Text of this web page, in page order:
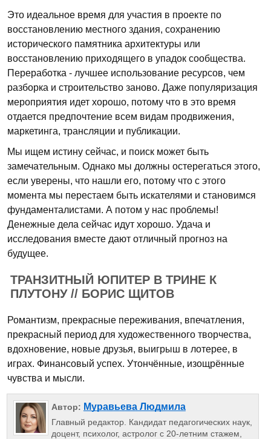
Это идеальное время для участия в проекте по
восстановлению местного здания, сохранению
исторического памятника архитектуры или
восстановлению приходящего в упадок сообщества.
Переработка - лучшее использование ресурсов, чем
разборка и строительство заново. Даже популяризация
мероприятия идет хорошо, потому что в это время
отдается предпочтение всем видам продвижения,
маркетинга, трансляции и публикации.
Мы ищем истину сейчас, и поиск может быть
замечательным. Однако мы должны остерегаться этого,
если уверены, что нашли его, потому что с этого
момента мы перестаем быть искателями и становимся
фундаменталистами. А потом у нас проблемы!
Денежные дела сейчас идут хорошо. Удача и
исследования вместе дают отличный прогноз на
будущее.
ТРАНЗИТНЫЙ ЮПИТЕР В ТРИНЕ К
ПЛУТОНУ // БОРИС ЩИТОВ
Романтизм, прекрасные переживания, впечат­ления,
прекрасный период для художественного творчества,
вдохно­вение, новые друзья, выигрыш в лотерее, в
играх. Финансовый успех. Утончённые, изощрённые
чувства и мысли.
Автор: Муравьева Людмила
Главный редактор. Кандидат педагогических наук,
доцент, психолог, астролог с 20-летним стажем,